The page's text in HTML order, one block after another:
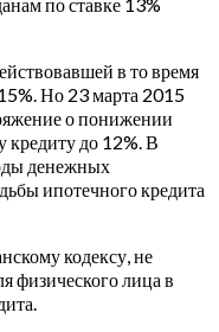
в то время
Но 23 марта 2015
о понижении
кредиту до 12%. В
денежных
ипотечного кредита
кодексу, не
физического лица в